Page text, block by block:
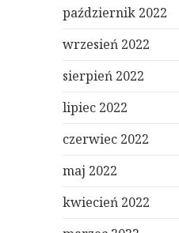
październik 2022
wrzesień 2022
sierpień 2022
lipiec 2022
czerwiec 2022
maj 2022
kwiecień 2022